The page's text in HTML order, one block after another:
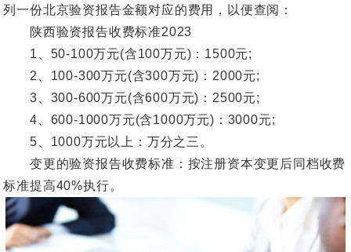
列一份北京验资报告金额对应的费用，以便查阅：
陕西验资报告收费标准2023
1、50-100万元(含100万元)：1500元;
2、100-300万元(含300万元)：2000元;
3、300-600万元(含600万元)：2500元;
4、600-1000万元(含1000万元)：3000元;
5、1000万元以上：万分之三。
变更的验资报告收费标准：按注册资本变更后同档收费
标准提高40%执行。